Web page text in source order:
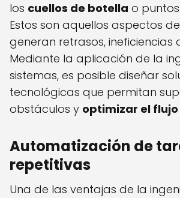
los cuellos de botella o
Estos son aquellos aspectos
generan retrasos, ineficiencias
Mediante la aplicación de la
sistemas, es posible diseñar
tecnológicas que permitan
obstáculos y optimizar el
Automatización de
repetitivas
Una de las ventajas de la